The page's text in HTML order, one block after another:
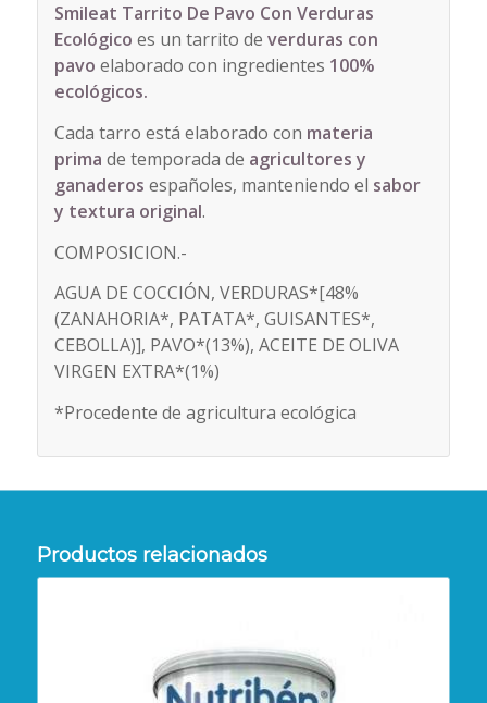
Smileat Tarrito De Pavo Con Verduras
Ecológico es un tarrito de verduras con
pavo elaborado con ingredientes 100%
ecológicos.
Cada tarro está elaborado con materia
prima de temporada de agricultores y
ganaderos españoles, manteniendo el sabor
y textura original.
COMPOSICION.-
AGUA DE COCCIÓN, VERDURAS*[48%
(ZANAHORIA*, PATATA*, GUISANTES*,
CEBOLLA)], PAVO*(13%), ACEITE DE OLIVA
VIRGEN EXTRA*(1%)
*Procedente de agricultura ecológica
Productos relacionados